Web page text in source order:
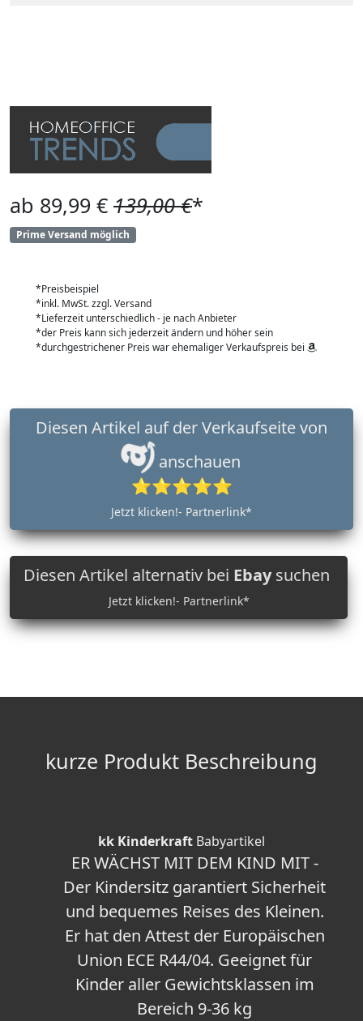
ab 89,99 € 139,00 €*
Prime Versand möglich
*Preisbeispiel
*inkl. MwSt. zzgl. Versand
*Lieferzeit unterschiedlich - je nach Anbieter
*der Preis kann sich jederzeit ändern und höher sein
*durchgestrichener Preis war ehemaliger Verkaufspreis bei
anschauen
⭐⭐⭐⭐⭐
Jetzt klicken!- Partnerlink*
Diesen Artikel alternativ bei Ebaysuchen
Jetzt klicken!- Partnerlink*
kurze Produkt Beschreibung
kk Kinderkraft Babyartikel
ER WÄCHST MIT DEM KIND MIT -
Der Kindersitz garantiert Sicherheit
und bequemes Reises des Kleinen.
Er hat den Attest der Europäischen
Union ECE R44/04. Geeignet für
Kinder aller Gewichtsklassen im
Bereich 9-36 kg